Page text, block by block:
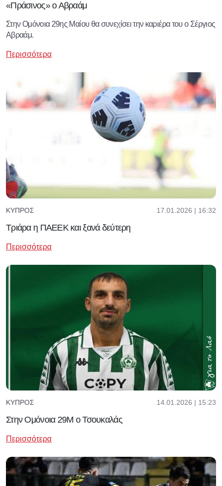
«Πράσινος» ο Αβραάμ
Στην Ομόνοια 29ης Μαίου θα συνεχίσει την καριέρα του ο Σέργιος
Αβραάμ.
Περισσότερα
ΚΎΠΡΟΣ 17.01.2026 | 16:32
Τριάρα η ΠΑΕΕΚ και ξανά δεύτερη
Περισσότερα
ΚΎΠΡΟΣ 14.01.2026 | 15:23
Στην Ομόνοια 29Μ ο Τσουκαλάς
Περισσότερα